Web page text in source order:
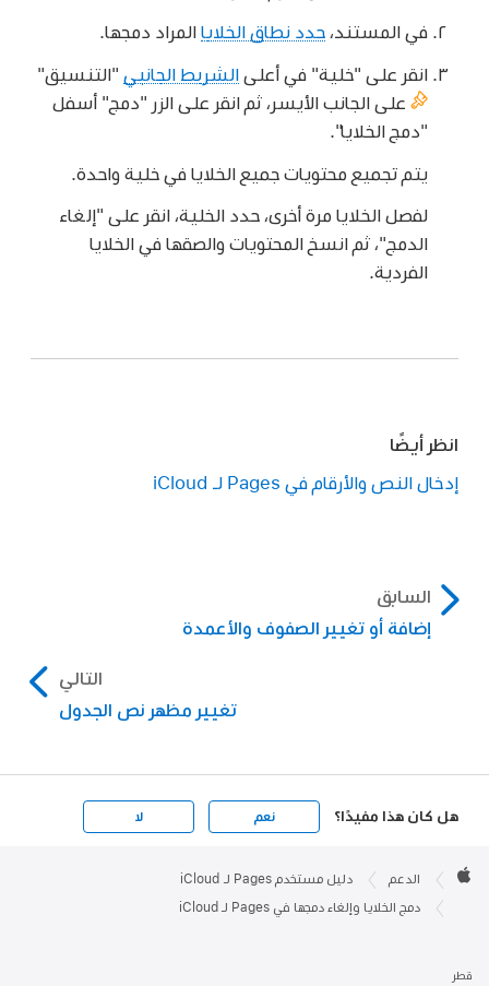
في المستند،حدد نطاق الخلايا المراد دمجها.
انقر على "خلية" في أعلىالشريط الجانبي "التنسيق"
على الجانب الأيسر، ثم انقر على الزر "دمج" أسفل
"دمج الخلايا".
يتم تجميع محتويات جميع الخلايا في خلية واحدة.
لفصل الخلايا مرة أخرى، حدد الخلية، انقر على "إلغاء
الدمج"، ثم انسخ المحتويات والصقها في الخلايا
الفردية.
انظر أيضًا
إدخال النص والأرقام في Pages لـ iCloud
السابق
إضافة أو تغيير الصفوف والأعمدة
التالي
تغيير مظهر نص الجدول
هل كان هذا مفيدًا؟ نعم لا
Footer

الدعم دليل مستخدم Pages لـ iCloud
دمج الخلايا وإلغاء دمجها في Pages لـ iCloud
قطر